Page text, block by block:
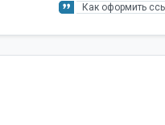
Как оформить